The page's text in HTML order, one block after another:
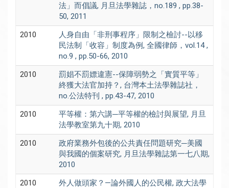
法」而倡議, 月旦法學雜誌，no.189 , pp.38-
50, 2011
2010
人身自由「非刑事程序」限制之檢討--以移
民法制「收容」制度為例, 全國律師，vol.14 ,
no.9 , pp.50-66, 2010
2010
罰娼不罰嫖違憲--保障弱勢之「實質平等」
終獲大法官加持？, 台灣本土法學雜誌社，
no.公法特刊 , pp.43-47, 2010
2010
平等權：第六講─平等權的檢討與展望, 月旦
法學教室第九十期, 2010
2010
政府業務外包後的公共責任問題研究─美國
與我國的個案研究, 月旦法學雜誌第一七八期,
2010
2010
外人做頭家？—論外國人的公民權, 政大法學